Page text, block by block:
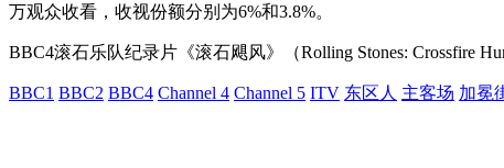
万观众收看，收视份额分别为6%和3.8%。
BBC4滚石乐队纪录片《滚石飓风》（Rolling Stones: Crossfire
BBC1 BBC2 BBC4 Channel 4 Channel 5 ITV 东区人 主客场 加冕